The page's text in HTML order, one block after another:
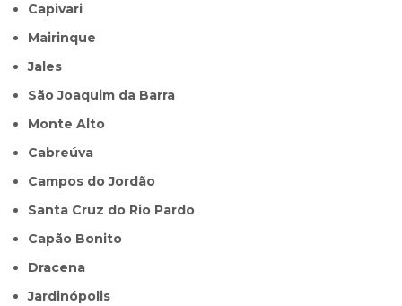
Capivari
Mairinque
Jales
São Joaquim da Barra
Monte Alto
Cabreúva
Campos do Jordão
Santa Cruz do Rio Pardo
Capão Bonito
Dracena
Jardinópolis